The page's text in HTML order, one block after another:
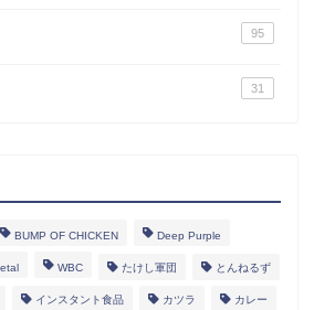
95
31
BUMP OF CHICKEN Deep Purple
WBC たけし軍団 とんねるず
インスタント食品 カツラ カレー